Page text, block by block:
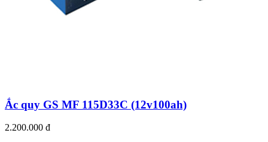
Ắc quy GS MF 115D33C (12v100ah)
2.200.000 đ